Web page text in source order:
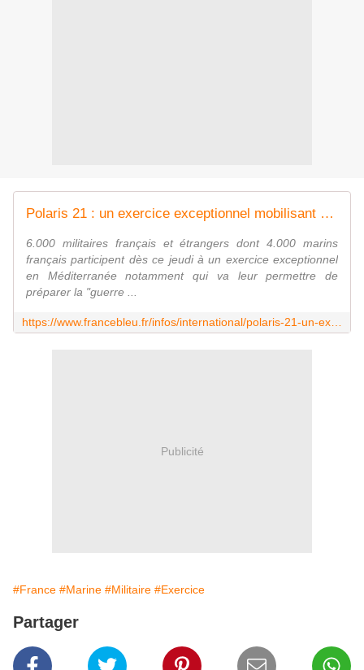
Polaris 21 : un exercice exceptionnel mobilisant 6000 militaires au large de Toulon
6.000 militaires français et étrangers dont 4.000 marins
français participent dès ce jeudi à un exercice exceptionnel
en Méditerranée notamment qui va leur permettre de
préparer la "guerre ...
Publicité
#France #Marine #Militaire #Exercice
Partager